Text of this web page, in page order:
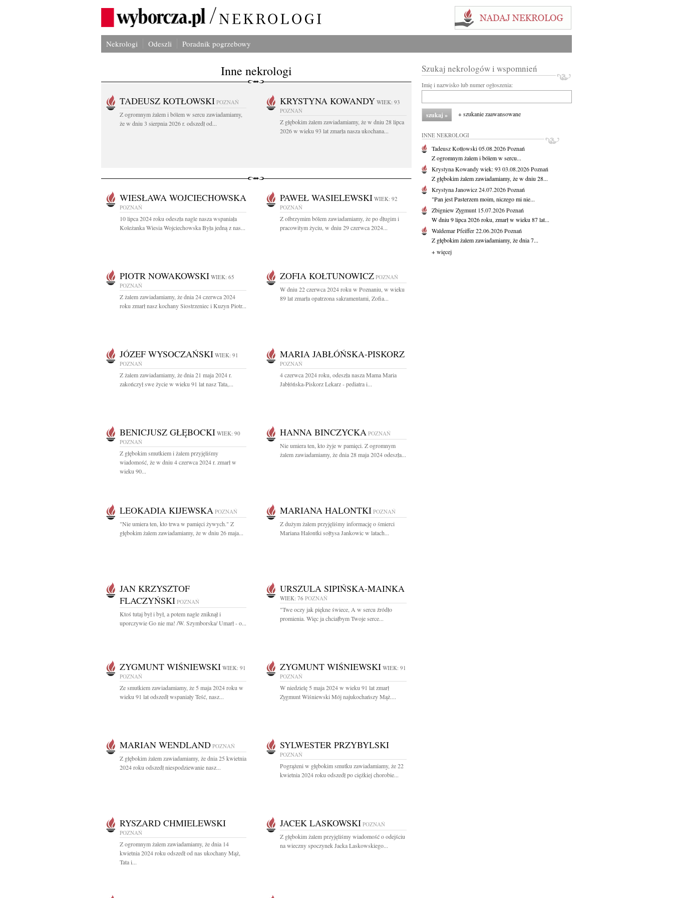
Nekrologi Odeszli Poradnik pogrzebowy
Inne nekrologi
TADEUSZ KOTŁOWSKI POZNAŃ
Z ogromnym żalem i bólem w sercu zawiadamiamy,
że w dniu 3 sierpnia 2026 r. odszedł od...
KRYSTYNA KOWANDY WIEK: 93
POZNAŃ
Z głębokim żalem zawiadamiamy, że w dniu 28 lipca
2026 w wieku 93 lat zmarła nasza ukochana...
WIESŁAWA WOJCIECHOWSKA
POZNAŃ
10 lipca 2024 roku odeszła nagle nasza wspaniała
Koleżanka Wiesia Wojciechowska Była jedną z nas...
PAWEŁ WASIELEWSKI WIEK: 92
POZNAŃ
Z olbrzymim bólem zawiadamiamy, że po długim i
pracowitym życiu, w dniu 29 czerwca 2024...
PIOTR NOWAKOWSKI WIEK: 65
POZNAŃ
Z żalem zawiadamiamy, że dnia 24 czerwca 2024
roku zmarł nasz kochany Siostrzeniec i Kuzyn Piotr...
ZOFIA KOŁTUNOWICZ POZNAŃ
W dniu 22 czerwca 2024 roku w Poznaniu, w wieku
89 lat zmarła opatrzona sakramentami, Zofia...
JÓZEF WYSOCZAŃSKI WIEK: 91
POZNAŃ
Z żalem zawiadamiamy, że dnia 21 maja 2024 r.
zakończył swe życie w wieku 91 lat nasz Tata,...
MARIA JABŁÓŃSKA-PISKORZ
POZNAŃ
4 czerwca 2024 roku, odeszła nasza Mama Maria
Jabłóńska-Piskorz Lekarz - pediatra i...
BENICJUSZ GŁĘBOCKI WIEK: 90
POZNAŃ
Z głębokim smutkiem i żalem przyjęliśmy
wiadomość, że w dniu 4 czerwca 2024 r. zmarł w
wieku 90...
HANNA BINCZYCKA POZNAŃ
Nie umiera ten, kto żyje w pamięci. Z ogromnym
żalem zawiadamiamy, że dnia 28 maja 2024 odeszła...
LEOKADIA KIJEWSKA POZNAŃ
"Nie umiera ten, kto trwa w pamięci żywych." Z
głębokim żalem zawiadamiamy, że w dniu 26 maja...
MARIANA HALONTKI POZNAŃ
Z dużym żalem przyjęliśmy informację o śmierci
Mariana Halontki sołtysa Jankowic w latach...
JAN KRZYSZTOF
FLACZYŃSKI POZNAŃ
Ktoś tutaj był i był, a potem nagle zniknął i
uporczywie Go nie ma! /W. Szymborska/ Umarł - o...
URSZULA SIPIŃSKA-MAINKA
WIEK: 76 POZNAŃ
"Twe oczy jak piękne świece, A w sercu źródło
promienia. Więc ja chciałbym Twoje serce...
ZYGMUNT WIŚNIEWSKI WIEK: 91
POZNAŃ
Ze smutkiem zawiadamiamy, że 5 maja 2024 roku w
wieku 91 lat odszedł wspaniały Teść, nasz...
ZYGMUNT WIŚNIEWSKI WIEK: 91
POZNAŃ
W niedzielę 5 maja 2024 w wieku 91 lat zmarł
Zygmunt Wiśniewski Mój najukochańszy Mąż....
MARIAN WENDLAND POZNAŃ
Z głębokim żalem zawiadamiamy, że dnia 25 kwietnia
2024 roku odszedł niespodziewanie nasz...
SYLWESTER PRZYBYLSKI
POZNAŃ
Pogrążeni w głębokim smutku zawiadamiamy, że 22
kwietnia 2024 roku odszedł po ciężkiej chorobie...
RYSZARD CHMIELEWSKI
POZNAŃ
Z ogromnym żalem zawiadamiamy, że dnia 14
kwietnia 2024 roku odszedł od nas ukochany Mąż,
Tata i...
JACEK LASKOWSKI POZNAŃ
Z głębokim żalem przyjęliśmy wiadomość o odejściu
na wieczny spoczynek Jacka Laskowskiego...
Szukaj nekrologów i wspomnień
Imię i nazwisko lub numer ogłoszenia:
+ szukanie zaawansowane
INNE NEKROLOGI
Tadeusz Kotłowski05.08.2026Poznań
Z ogromnym żalem i bólem w sercu...
Krystyna Kowandywiek: 93 03.08.2026Poznań
Z głębokim żalem zawiadamiamy, że w dniu 28...
Krystyna Janowicz24.07.2026Poznań
"Pan jest Pasterzem moim, niczego mi nie...
Zbigniew Zygmunt 15.07.2026Poznań
W dniu 9 lipca 2026 roku, zmarł w wieku 87 lat...
Waldemar Pfeiffer22.06.2026Poznań
Z głębokim żalem zawiadamiamy, że dnia 7...
+ więcej